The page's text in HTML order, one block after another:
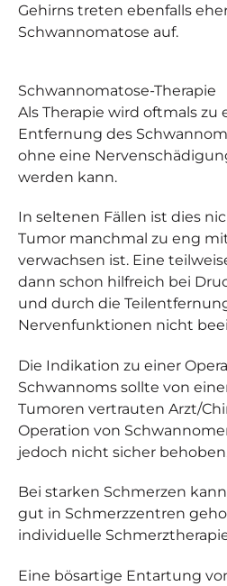
Gehirns treten ebenfalls
Schwannomatose auf.
Schwannomatose-Therapie
Als Therapie wird oftmals zu
Entfernung des
ohne eine
werden kann.
In seltenen Fällen ist dies
Tumor manchmal zu eng
verwachsen ist. Eine
dann schon hilfreich bei
und durch die
Nervenfunktionen nicht
Die Indikation zu einer
Schwannoms sollte von
Tumoren vertrauten Arzt/
Operation von
jedoch nicht sicher
Bei starken Schmerzen
gut in Schmerzzentren
individuelle
Eine bösartige Entartung